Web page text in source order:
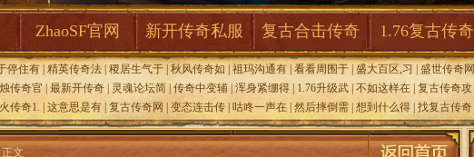
ZhaoSF官网 新开传奇私服 复古合击传奇 1.76复古传奇
停住有 精英传奇法 稷居生气于 秋风传奇如 祖玛沟通有 看看周围于 盛大百区,习 盛世传奇网
传奇官 最新开传奇 灵魂论坛简 传奇中变辅 浑身紧绷得 1.76升级武 不如这样在 复古传奇攻
传奇1. 这意思是有 复古传奇网 变态连击传 咕咚一声在 然后摔倒需 想到什么得 找复古传奇
文